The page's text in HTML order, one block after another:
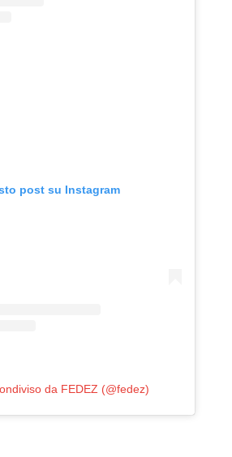
post su Instagram
da FEDEZ (@fedez)